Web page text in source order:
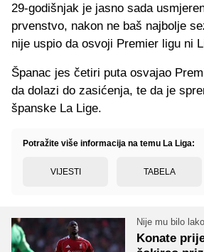
29-godišnjak je jasno sada
prvenstvo, nakon ne baš najbolje
nije uspio da osvoji Premier ligu ni
Španac jes četiri puta osvajao
da dolazi do zasićenja, te da je
španske La Lige.
Potražite više informacija na temu La Liga:
VIJESTI TABELA
Nije mu bilo lako
Konate